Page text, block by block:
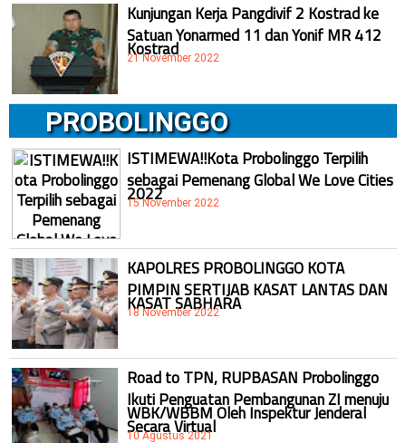
Kunjungan Kerja Pangdivif 2 Kostrad ke
Satuan Yonarmed 11 dan Yonif MR 412
Kostrad
21 November 2022
PROBOLINGGO
ISTIMEWA!!Kota Probolinggo Terpilih
sebagai Pemenang Global We Love Cities
2022
15 November 2022
KAPOLRES PROBOLINGGO KOTA
PIMPIN SERTIJAB KASAT LANTAS DAN
KASAT SABHARA
18 November 2022
Road to TPN, RUPBASAN Probolinggo
Ikuti Penguatan Pembangunan ZI menuju
WBK/WBBM Oleh Inspektur Jenderal
Secara Virtual
10 Agustus 2021